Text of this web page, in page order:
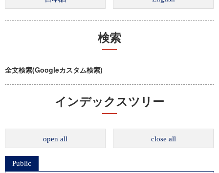
検索
全文検索(Googleカスタム検索)
インデックスツリー
open all close all
Public